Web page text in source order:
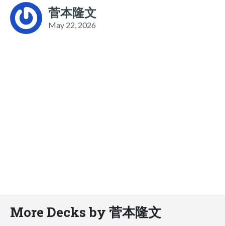
菅本隆文
May 22, 2026
More Decks by 菅本隆文